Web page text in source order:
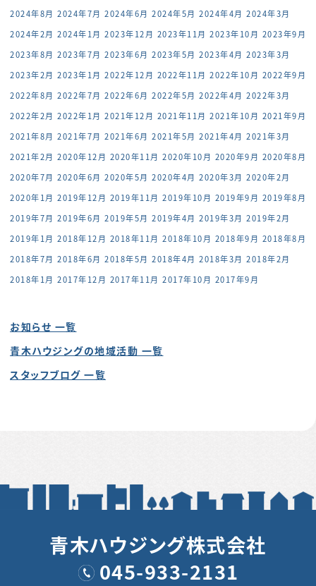
2024年8月 2024年7月 2024年6月 2024年5月 2024年4月 2024年3月
2024年2月 2024年1月 2023年12月 2023年11月 2023年10月 2023年9月
2023年8月 2023年7月 2023年6月 2023年5月 2023年4月 2023年3月
2023年2月 2023年1月 2022年12月 2022年11月 2022年10月 2022年9月
2022年8月 2022年7月 2022年6月 2022年5月 2022年4月 2022年3月
2022年2月 2022年1月 2021年12月 2021年11月 2021年10月 2021年9月
2021年8月 2021年7月 2021年6月 2021年5月 2021年4月 2021年3月
2021年2月 2020年12月 2020年11月 2020年10月 2020年9月 2020年8月
2020年7月 2020年6月 2020年5月 2020年4月 2020年3月 2020年2月
2020年1月 2019年12月 2019年11月 2019年10月 2019年9月 2019年8月
2019年7月 2019年6月 2019年5月 2019年4月 2019年3月 2019年2月
2019年1月 2018年12月 2018年11月 2018年10月 2018年9月 2018年8月
2018年7月 2018年6月 2018年5月 2018年4月 2018年3月 2018年2月
2018年1月 2017年12月 2017年11月 2017年10月 2017年9月
お知らせ 一覧
青木ハウジングの地域活動 一覧
スタッフブログ 一覧
青木ハウジング株式会社
045-933-2131